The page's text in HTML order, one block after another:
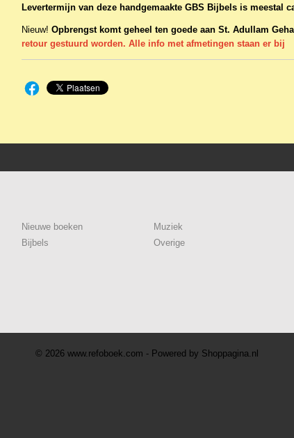
Levertermijn van deze handgemaakte GBS Bijbels is meestal
Nieuw! Opbrengst komt geheel ten goede aan St. Adullam
retour gestuurd worden. Alle info met afmetingen staan er bij
Nieuwe boeken
Bijbels
Muziek
Overige
© 2026 www.refoboek.com - Powered by Shoppagina.nl